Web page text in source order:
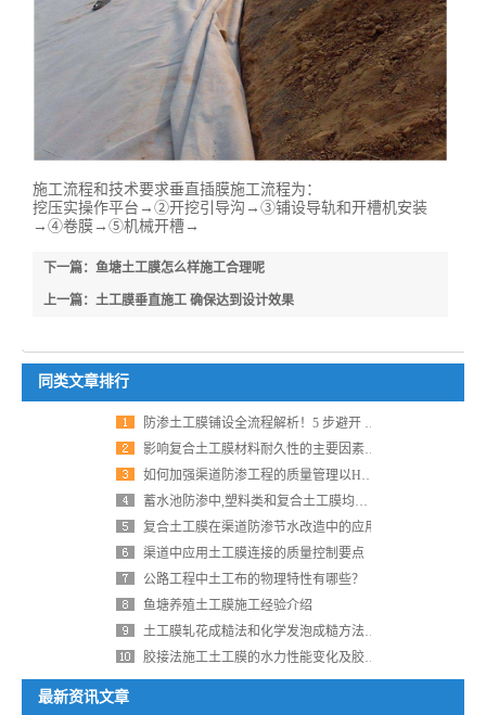
施工流程和技术要求垂直插膜施工流程为：
挖压实操作平台→②开挖引导沟→③铺设导轨和开槽机安装
→④卷膜→⑤机械开槽→
下一篇：鱼塘土工膜怎么样施工合理呢
上一篇：土工膜垂直施工 确保达到设计效果
同类文章排行
防渗土工膜铺设全流程解析！5 步避开 90% 工程隐患，防水效果提升 3 倍
影响复合土工膜材料耐久性的主要因素有哪些？
如何加强渠道防渗工程的质量管理以HDPE土工膜为例
蓄水池防渗中,塑料类和复合土工膜均有应用
复合土工膜在渠道防渗节水改造中的应用
渠道中应用土工膜连接的质量控制要点
公路工程中土工布的物理特性有哪些？
鱼塘养殖土工膜施工经验介绍
土工膜轧花成糙法和化学发泡成糙方法有什么区别
胶接法施工土工膜的水力性能变化及胶接法拼接要求
最新资讯文章